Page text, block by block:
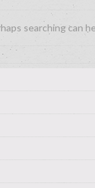
searching can